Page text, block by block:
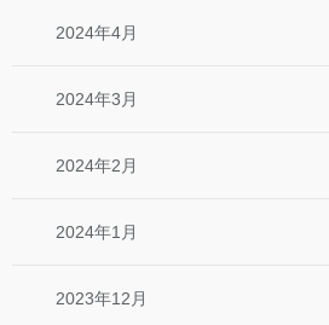
2024年4月
2024年3月
2024年2月
2024年1月
2023年12月